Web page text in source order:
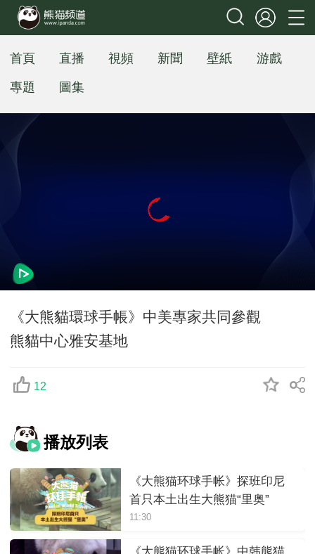
首頁 直播 視頻 新聞 壁紙
游戲
專題
圖集
《大熊貓環球手帳》中美專家共同參觀
熊貓中心雅安基地
12
播放列表
《大熊猫环球手帐》探班印尼
首只本土出生大熊猫“里奥”
11:30